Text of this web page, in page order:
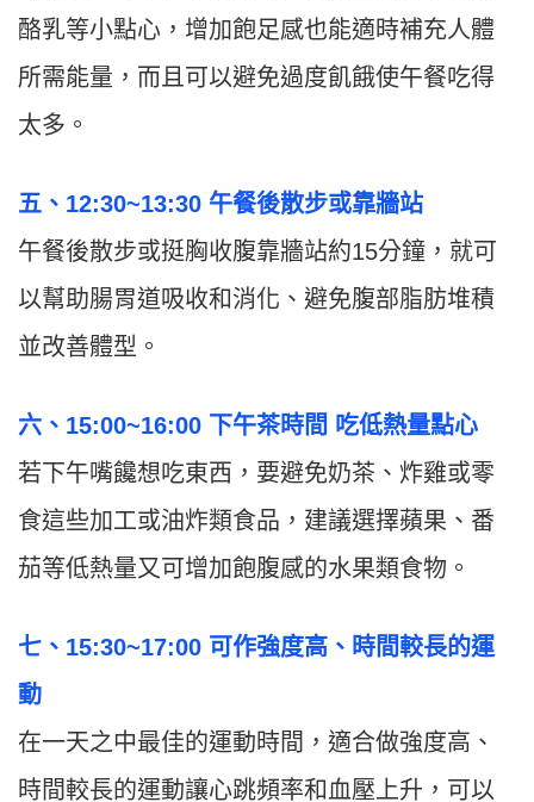
酪乳等小點心，增加飽足感也能適時補充人體
所需能量，而且可以避免過度飢餓使午餐吃得
太多。
五、12:30~13:30 午餐後散步或靠牆站
午餐後散步或挺胸收腹靠牆站約15分鐘，就可
以幫助腸胃道吸收和消化、避免腹部脂肪堆積
並改善體型。
六、15:00~16:00 下午茶時間 吃低熱量點心
若下午嘴饞想吃東西，要避免奶茶、炸雞或零
食這些加工或油炸類食品，建議選擇蘋果、番
茄等低熱量又可增加飽腹感的水果類食物。
七、15:30~17:00 可作強度高、時間較長的運
動
在一天之中最佳的運動時間，適合做強度高、
時間較長的運動讓心跳頻率和血壓上升，可以